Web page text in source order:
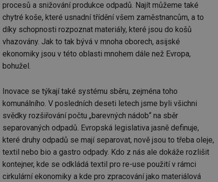
procesů a snižování produkce odpadů. Najít můžeme také
chytré koše, které usnadní třídění všem zaměstnancům, a to
díky schopnosti rozpoznat materiály, které jsou do košů
vhazovány. Jak to tak bývá v mnoha oborech, asijské
ekonomiky jsou v této oblasti mnohem dále než Evropa,
bohužel.
Inovace se týkají také systému sběru, zejména toho
komunálního. V posledních deseti letech jsme byli všichni
svědky rozšiřování počtu „barevných nádob“ na sběr
separovaných odpadů. Evropská legislativa jasně definuje,
které druhy odpadů se mají separovat, nově jsou to třeba oleje,
textil nebo bio a gastro odpady. Kdo z nás ale dokáže rozlišit
kontejner, kde se odkládá textil pro re-use použití v rámci
cirkulární ekonomiky a kde pro zpracování jako materiálová